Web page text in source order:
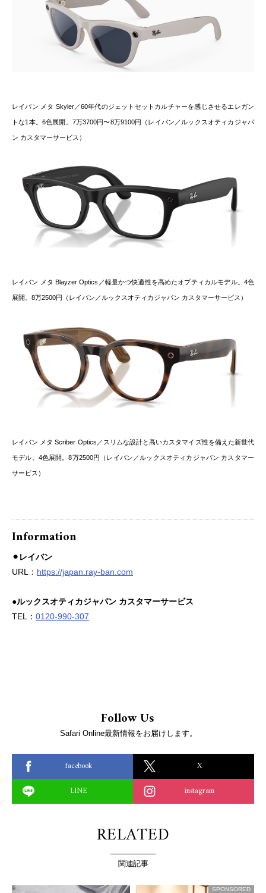
レイバン メタ Skyler／60年代のジェットセットカルチャーを感じさせるエレガン
トな1本。6色展開。7万3700円〜8万9100円（レイバン／ルックスオティカジャパ
ン カスタマーサービス）
レイバン メタ Blayzer Optics／軽量かつ快適性を高めたオプティカルモデル。4色
展開。8万2500円（レイバン／ルックスオティカジャパン カスタマーサービス）
レイバン メタ Scriber Optics／スリムな設計と高いカスタマイズ性を備えた新世代
モデル。4色展開。8万2500円（レイバン／ルックスオティカジャパン カスタマー
サービス）
Information
⚫︎レイバン
URL： https://japan.ray-ban.com
●ルックスオティカジャパン カスタマーサービス
TEL： 0120-990-307
Follow Us
Safari Online最新情報をお届けします。
facebook
X
LINE
instagram
RELATED
関連記事
SPONSORED